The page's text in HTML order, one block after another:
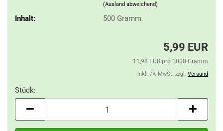
(Ausland abweichend)
Inhalt: 500 Gramm
5,99 EUR
11,98 EUR pro 1000 Gramm
inkl. 7% MwSt. zzgl. Versand
Stück:
Stück